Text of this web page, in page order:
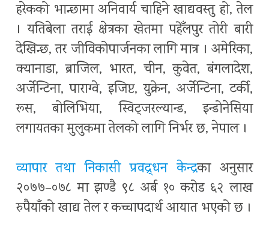
हरेकको भान्छामा अनिवार्य चाहिने खाद्यवस्तु हो, तेल
। यतिबेला तराई क्षेत्रका खेतमा पहेँलपुर तोरी बारी
देखिन्छ, तर जीविकोपार्जनका लागि मात्र । अमेरिका,
क्यानाडा, ब्राजिल, भारत, चीन, कुवेत, बंगलादेश,
अर्जेन्टिना, पाराग्वे, इजिप्ट, युक्रेन, अर्जेन्टिना, टर्की,
रूस, बोलिभिया, स्विट्जरल्यान्ड, इन्डोनेसिया
लगायतका मुलुकमा तेलको लागि निर्भर छ, नेपाल ।
व्यापार तथा निकासी प्रवद्र्धन केन्द्रका अनुसार
२०७७–०७८ मा झण्डै ९८ अर्ब १० करोड ६२ लाख
रुपैयाँको खाद्य तेल र कच्चापदार्थ आयात भएको छ ।